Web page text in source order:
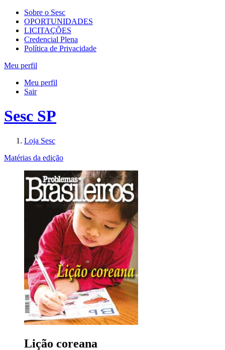
Sobre o Sesc
OPORTUNIDADES
LICITAÇÕES
Credencial Plena
Política de Privacidade
Meu perfil
Meu perfil
Sair
Sesc SP
Loja Sesc
Matérias da edição
Lição coreana